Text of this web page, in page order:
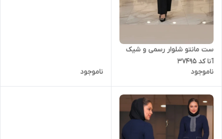
ست مانتو شلوار رسمی و شیک
آنا کد 37495
ناموجود
ناموجود